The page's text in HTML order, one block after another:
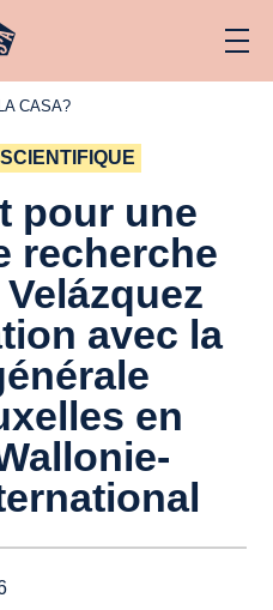
CASA?
pour une
recherche
avec la
en